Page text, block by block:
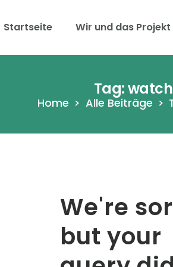
Startseite Wir und das Projekt
Tag: watch
Home Alle Beiträge
Modultagebücher
Anmeldung
Kontakt
We're
but your